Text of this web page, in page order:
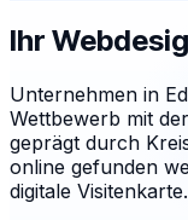
Ihr
Unternehmen in
Wettbewerb mit
geprägt durch
online gefunden
digitale Visitenkarte.